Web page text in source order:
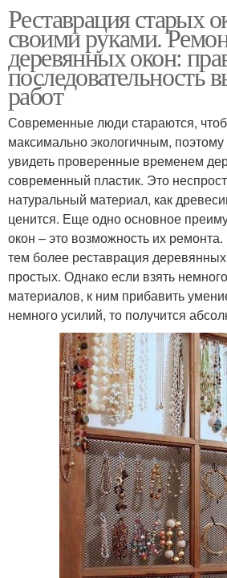
Реставрация старых
своими руками.
деревянных окон:
последовательность
работ
Современные люди стараются,
максимально экологичным,
увидеть проверенные временем
современный пластик. Это
натуральный материал, как
ценится. Еще одно основное
окон – это возможность их
тем более реставрация
простых. Однако если взять
материалов, к ним прибавить
немного усилий, то получится